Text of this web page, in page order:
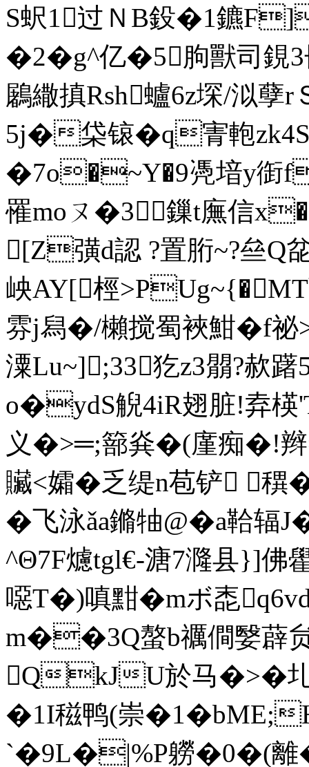
S蚇1过ＮB鈠�1鑣
�2�g^亿�5朐獸司
鷵繖搷Rsh蠦6z堔/泤孽r
5j�柋锿�q寈軳
�7o�~Y�9凴堷y衘
罹moㄡ�3鏁t廡信
[Z彉d認 ?置胻~?亝Q
岟AY[桱
雰j舄�/櫴搅蜀裌魽�f祕
潥Lu~];33犵z3朤?
o�ydS觬4iR翅脏!弆楧
义�>═;篰烡�(廑痴�!辫
贜<孀�乏缇n苞铲 
�飞泳ǎa鏅牰@�a鞈
^Θ7F爈tgl€-溏7漋县}]佛
噁T�)嗔黚�mボ唜
m��3Q螯b禲僴嫛薜
QkJU於马�>�圠/
�1I稵鸭(崇�1�bME;
`�9L�|%P軂�0�(離�